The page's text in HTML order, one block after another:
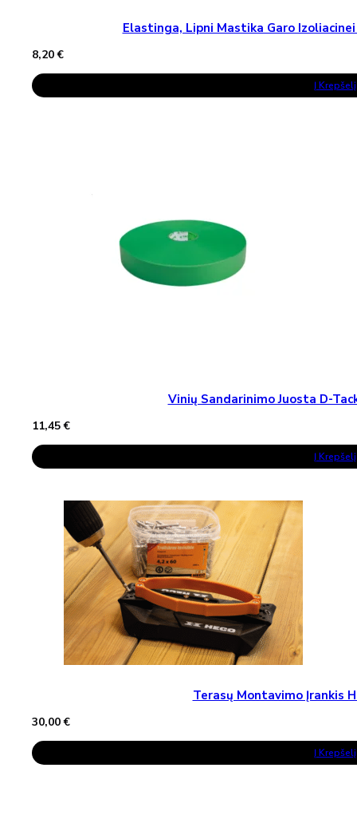
Elastinga, Lipni Mastika Garo Izoliacinei
8,20€
Į Krepšelį
Vinių Sandarinimo Juosta D-
11,45€
Į Krepšelį
Terasų Montavimo Įrankis
30,00€
Į Krepšelį